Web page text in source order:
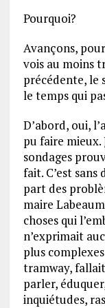
Pourquoi?
Avançons,
vois au moins
précédente, le
le temps qui
D’abord, oui,
pu faire mieux.
sondages
fait. C’est
part des
maire
choses qui
n’exprimait
plus
tramway,
parler,
inquiétudes,